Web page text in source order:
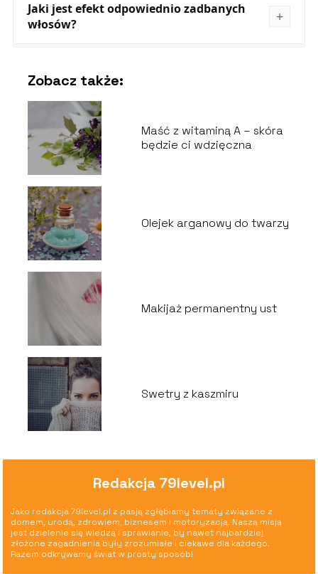
Jaki jest efekt odpowiednio zadbanych
włosów?
Zobacz także:
Maść z witaminą A – skóra
będzie ci wdzięczna
Olejek arganowy do twarzy
Makijaż permanentny ust
Swetry z kaszmiru
Redakcja 79level.pl
Jako redakcja 79level.pl z pasją zgłębiamy tematy związane z
domem, urodą, zdrowiem, biznesem i motoryzacją. Naszą misją
jest dzielenie się wiedzą i sprawianie, by nawet najbardziej
złożone zagadnienia były zrozumiałe i ciekawe dla każdego.
Razem odkrywamy świat w prosty sposób!